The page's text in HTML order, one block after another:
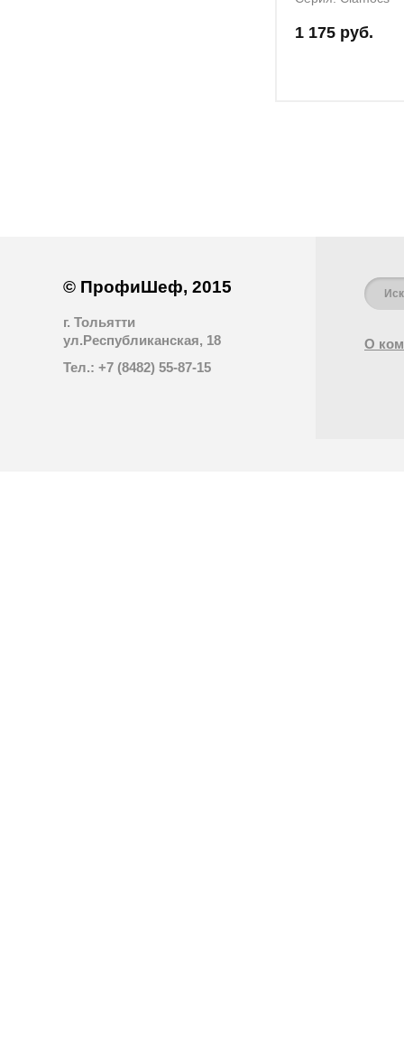
1 175 руб.
© ПрофиШеф, 2015
г. Тольятти
ул.Республиканская, 18
Тел.: +7 (8482) 55-87-15
О